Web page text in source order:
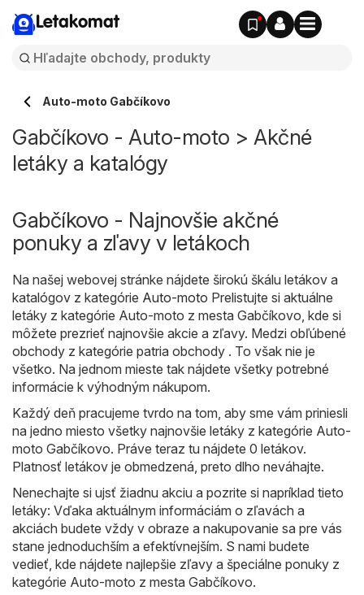
Letakomat
Auto-moto Gabčíkovo
Gabčíkovo - Auto-moto > Akčné
letáky a katalógy
Gabčíkovo - Najnovšie akčné
ponuky a zľavy v letákoch
Na našej webovej stránke nájdete širokú škálu letákov a
katalógov z kategórie Auto-moto Prelistujte si aktuálne
letáky z kategórie Auto-moto z mesta Gabčíkovo, kde si
môžete prezrieť najnovšie akcie a zľavy. Medzi obľúbené
obchody z kategórie patria obchody . To však nie je
všetko. Na jednom mieste tak nájdete všetky potrebné
informácie k výhodným nákupom.
Každý deň pracujeme tvrdo na tom, aby sme vám priniesli
na jedno miesto všetky najnovšie letáky z kategórie Auto-
moto Gabčíkovo. Práve teraz tu nájdete 0 letákov.
Platnosť letákov je obmedzená, preto dlho neváhajte.
Nenechajte si ujsť žiadnu akciu a pozrite si napríklad tieto
letáky: Vďaka aktuálnym informáciám o zľavách a
akciách budete vždy v obraze a nakupovanie sa pre vás
stane jednoduchším a efektívnejším. S nami budete
vedieť, kde nájdete najlepšie zľavy a špeciálne ponuky z
kategórie Auto-moto z mesta Gabčíkovo.